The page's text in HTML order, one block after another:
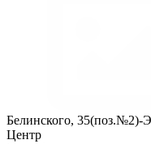
Белинского, 35(поз.№2)-
Центр